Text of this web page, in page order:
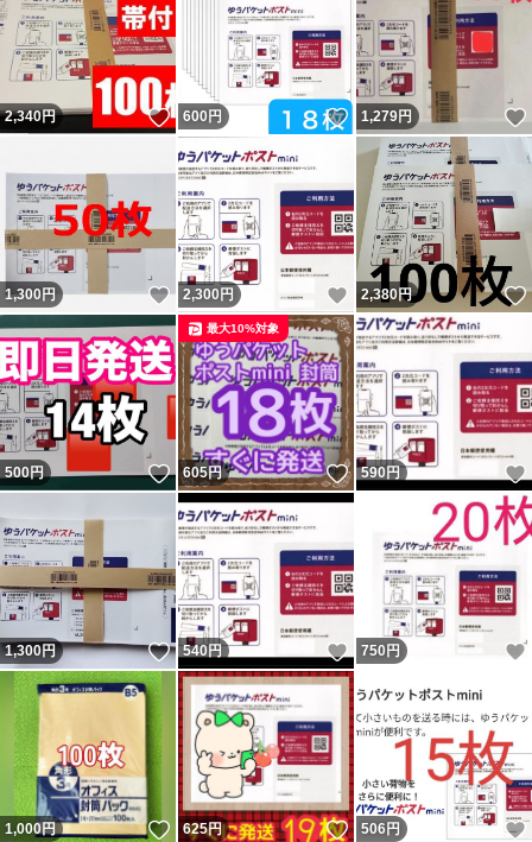
2,340円 いいね！
600 円 いいね！
1,279円
1,300円 いいね！
2,300 円 いいね！
2,380円
500円 いいね！
605円 いいね！
最大10%対象
590円
1,300円 いいね！
540円 いいね！
750 円
1,000円 いいね！
625円 いいね！
506 円